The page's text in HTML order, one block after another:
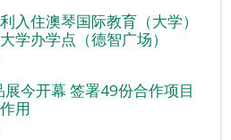
入住澳琴国际教育（大学）
办学点（德智广场）
今开幕 签署49份合作项目
用